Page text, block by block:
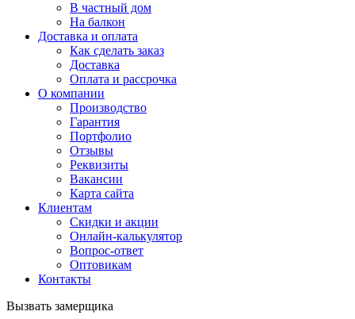
В частный дом
На балкон
Доставка и оплата
Как сделать заказ
Доставка
Оплата и рассрочка
О компании
Производство
Гарантия
Портфолио
Отзывы
Реквизиты
Вакансии
Карта сайта
Клиентам
Скидки и акции
Онлайн-калькулятор
Вопрос-ответ
Оптовикам
Контакты
Вызвать замерщика